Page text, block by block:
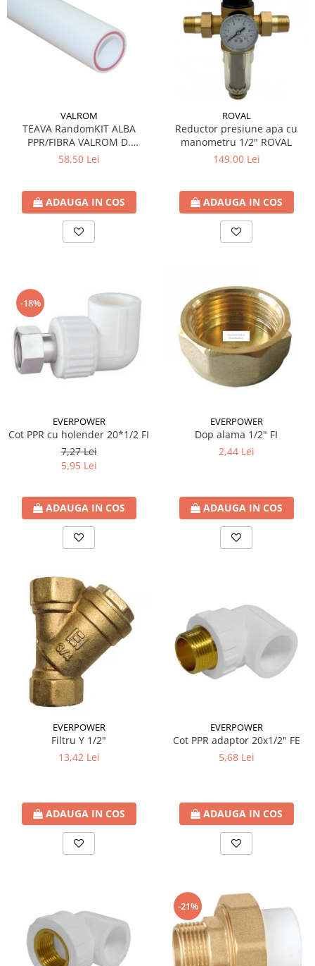
VALROM
TEAVA RandomKIT ALBA
PPR/FIBRA VALROM D.
40x5,5mm SDR7,4 L4m
58,50 Lei
ADAUGA IN COS
ROVAL
Reductor presiune apa cu
manometru 1/2" ROVAL
149,00 Lei
ADAUGA IN COS
-18%
EVERPOWER
Cot PPR cu holender 20*1/2 FI
7,27 Lei
5,95 Lei
ADAUGA IN COS
EVERPOWER
Dop alama 1/2" FI
2,44 Lei
ADAUGA IN COS
EVERPOWER
Filtru Y 1/2"
13,42 Lei
ADAUGA IN COS
EVERPOWER
Cot PPR adaptor 20x1/2" FE
5,68 Lei
ADAUGA IN COS
-21%